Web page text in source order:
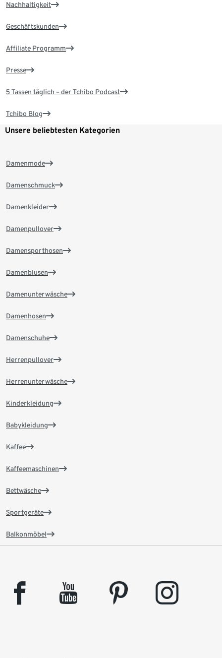
Nachhaltigkeit
Geschäftskunden
Affiliate Programm
Presse
5 Tassen täglich – der Tchibo Podcast
Tchibo Blog
Unsere beliebtesten Kategorien
Damenmode
Damenschmuck
Damenkleider
Damenpullover
Damensporthosen
Damenblusen
Damenunterwäsche
Damenhosen
Damenschuhe
Herrenpullover
Herrenunterwäsche
Kinderkleidung
Babykleidung
Kaffee
Kaffeemaschinen
Bettwäsche
Sportgeräte
Balkonmöbel
facebook youtube pinterest instagram